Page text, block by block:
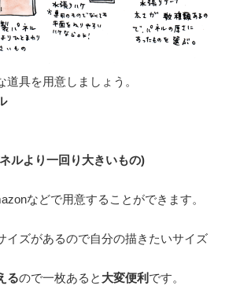
道具を用意しましょう。
ルより一回り大きいもの)
などで用意することができます。
イズがあるので自分の描きたいサイズ
るので一枚あると 大変便利 です。